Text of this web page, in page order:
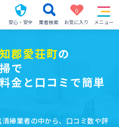
安心・安全 業者検索
0
お気に入り
メニュー
郡愛荘町の
で
金と口コミで簡単
掃業者の中から、口コミ数や評